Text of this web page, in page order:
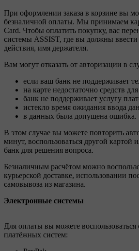
При оформлении заказа в корзине вы
безналичной оплаты. Мы принимаем
Card. Чтобы оплатить покупку, вас
системы ASSIST, где вы должны
действия, имя держателя.
Вам могут отказать от авторизации в
если ваш банк не поддерживает
на карте недостаточно средств
банк не поддерживает услугу
истекло время ожидания ввода
в данных была допущена ошибка.
В этом случае вы можете повторить
минут, воспользоваться другой картой
банк для решения вопроса.
Безналичным расчётом можно
курьерской доставке, использовании
самовывоза из магазина.
Электронные системы
Для оплаты вы можете
платёжных систем: